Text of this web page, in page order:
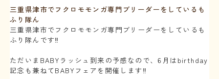
三重県津市でフクロモモンガ専門ブリーダーをしているも
ふり隊ん
三重県津市でフクロモモンガ専門ブリーダーをしているも
ふり隊んです‼️
ただいまBABYラッシュ到来の予感なので、6月はbirthday
記念も兼ねてBABYフェアを開催します‼️